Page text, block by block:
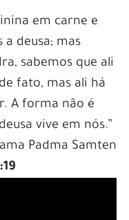
em carne e
deusa; mas
sabemos que ali
fato, mas ali há
A forma não é
vive em nós.”
Padma Samten